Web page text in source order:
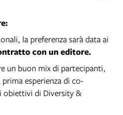
la preferenza sarà data ai
con un editore.
un buon mix di partecipanti,
esperienza di co-
obiettivi di Diversity &